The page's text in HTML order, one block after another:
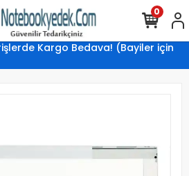
Kargo Bedava! (Bayiler için
0